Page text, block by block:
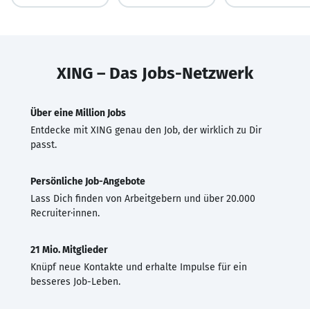
XING – Das Jobs-Netzwerk
Über eine Million Jobs
Entdecke mit XING genau den Job, der wirklich zu Dir
passt.
Persönliche Job-Angebote
Lass Dich finden von Arbeitgebern und über 20.000
Recruiter·innen.
21 Mio. Mitglieder
Knüpf neue Kontakte und erhalte Impulse für ein
besseres Job-Leben.